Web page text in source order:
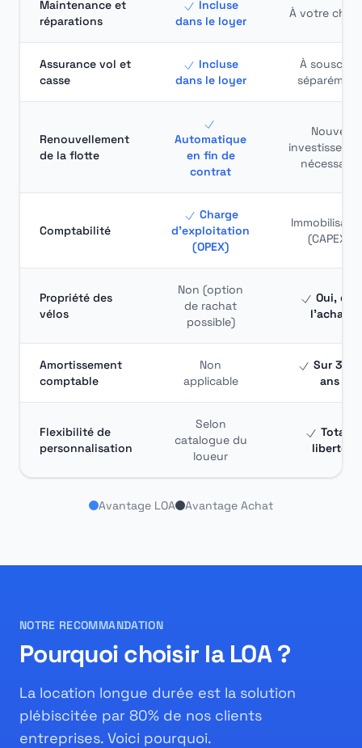
Maintenance et
réparations
Incluse
dans le loyer
À votre
Assurance vol et
casse
Incluse
dans le loyer
À souscrire
séparément
Renouvellement
de la flotte
Automatique
en fin de
contrat
Nouvel
nécessaire
Comptabilité
Charge
d'exploitation
(OPEX)
(CAPEX)
Propriété des
vélos
Non (option
de rachat
possible)
Oui, dès
l'achat
Amortissement
comptable
Non
applicable
Sur 3 à 5
ans
Flexibilité de
personnalisation
Selon
catalogue du
loueur
Totale
liberté
Avantage LOA Avantage Achat
NOTRE RECOMMANDATION
Pourquoi choisir la LOA ?
La location longue durée est la solution
plébiscitée par 80% de nos clients
entreprises. Voici pourquoi.